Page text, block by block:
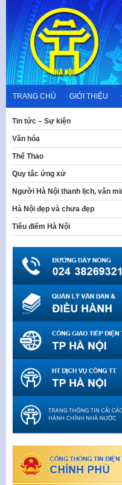
content
TRANG CHỦ GIỚI THIỆU
Tin tức – Sự kiện
Văn hóa
Thể Thao
Quy tắc ứng xử
Người Hà Nội thanh lịch, văn
Hà Nội đẹp và chưa đẹp
Tiêu điểm Hà Nội